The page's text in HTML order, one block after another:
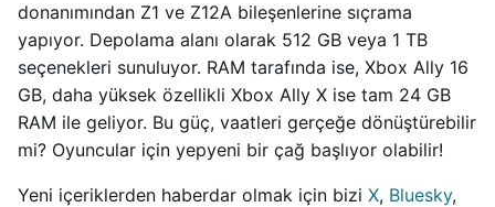
donanımından Z1 ve Z12A bileşenlerine sıçrama
yapıyor. Depolama alanı olarak 512 GB veya 1 TB
seçenekleri sunuluyor. RAM tarafında ise, Xbox Ally 16
GB, daha yüksek özellikli Xbox Ally X ise tam 24 GB
RAM ile geliyor. Bu güç, vaatleri gerçeğe dönüştürebilir
mi? Oyuncular için yepyeni bir çağ başlıyor olabilir!
Yeni içeriklerden haberdar olmak için bizi X, Bluesky,